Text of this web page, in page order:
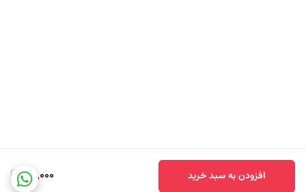
76,000 افزودن به سبد خرید